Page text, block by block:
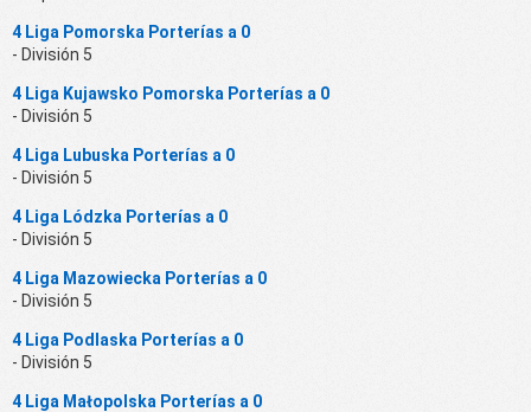
4 Liga Pomorska Porterías a 0
- División 5
4 Liga Kujawsko Pomorska Porterías a 0
- División 5
4 Liga Lubuska Porterías a 0
- División 5
4 Liga Lódzka Porterías a 0
- División 5
4 Liga Mazowiecka Porterías a 0
- División 5
4 Liga Podlaska Porterías a 0
- División 5
4 Liga Małopolska Porterías a 0